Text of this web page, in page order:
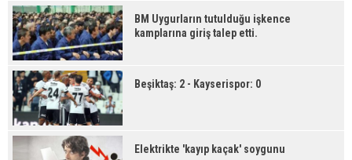
BM Uygurların tutulduğu işkence
kamplarına giriş talep etti.
Beşiktaş: 2 - Kayserispor: 0
Elektrikte 'kayıp kaçak' soygunu